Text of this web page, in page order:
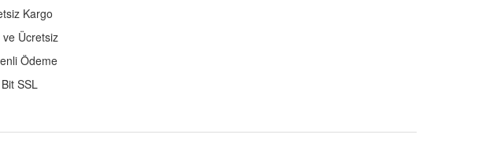
Kargo
ve Ücretsiz
Ödeme
SSL